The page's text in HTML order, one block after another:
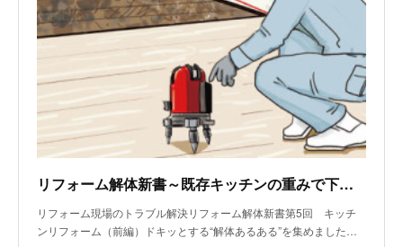
リフォーム解体新書～既存キッチンの重みで下の床が傾いている？
リフォーム現場のトラブル解決リフォーム解体新書第5回 キッチ
ンリフォーム（前編）ドキッとする“解体あるある”を集めました…